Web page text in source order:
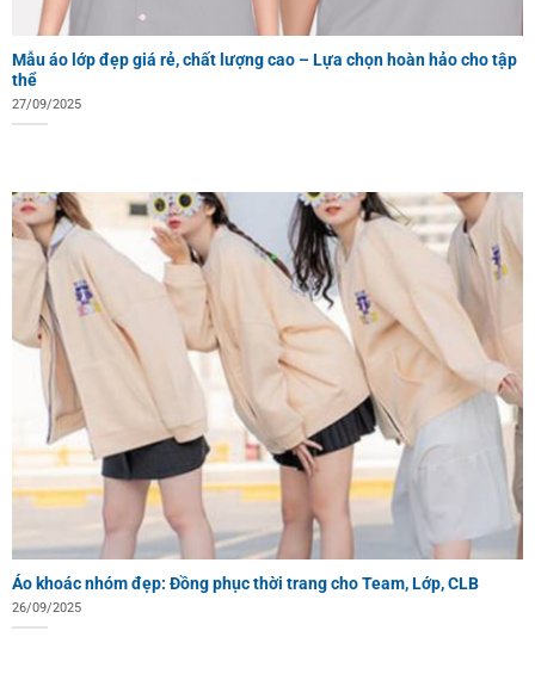
Mẫu áo lớp đẹp giá rẻ, chất lượng cao – Lựa chọn hoàn hảo cho tập
thể
27/09/2025
Áo khoác nhóm đẹp: Đồng phục thời trang cho Team, Lớp, CLB
26/09/2025